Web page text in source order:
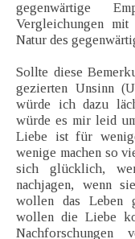
gegenwärtige
Vergleichungen
Natur des
Sollte diese
gezierten Unsinn
würde ich dazu
würde es mir leid
Liebe ist für
wenige machen so
sich glücklich,
nachjagen, wenn
wollen das Leben
wollen die Liebe